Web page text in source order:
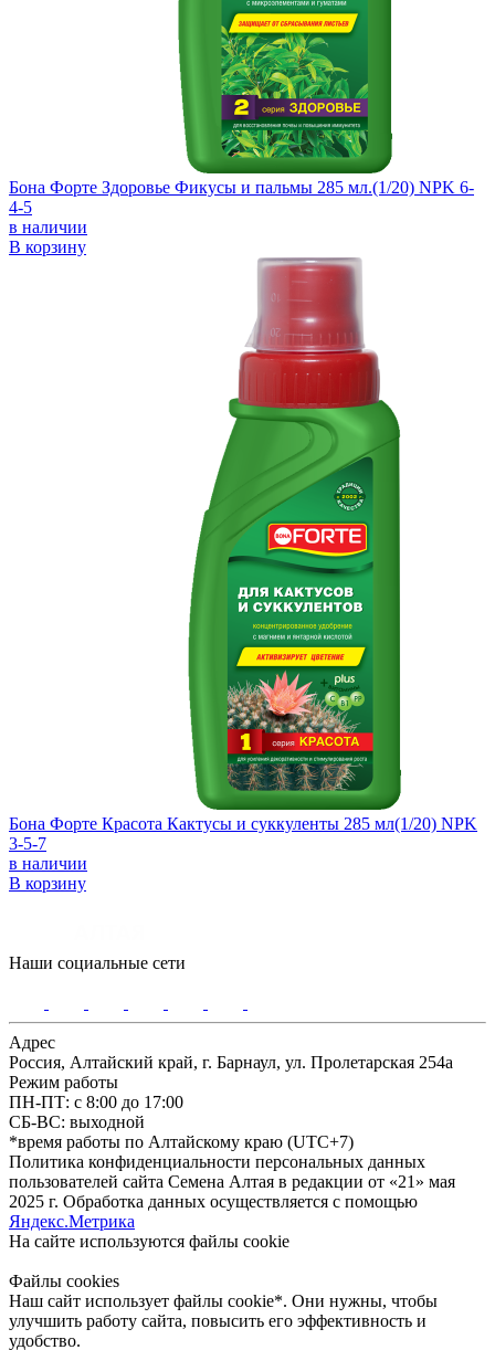
Бона Форте Здоровье Фикусы и пальмы 285 мл.(1/20) NPK 6-
4-5
в наличии
В корзину
Бона Форте Красота Кактусы и суккуленты 285 мл(1/20) NPK
3-5-7
в наличии
В корзину
Наши социальные сети
Адрес
Россия, Алтайский край, г. Барнаул, ул. Пролетарская 254а
Режим работы
ПН-ПТ: с 8:00 до 17:00
СБ-ВС: выходной
*время работы по Алтайскому краю (UTC+7)
Политика конфиденциальности персональных данных
пользователей сайта Семена Алтая в редакции от «21» мая
2025 г. Обработка данных осуществляется с помощью
Яндекс.Метрика
На сайте используются файлы сookie
Файлы cookies
Наш сайт использует файлы cookie*. Они нужны, чтобы
улучшить работу сайта, повысить его эффективность и
удобство.